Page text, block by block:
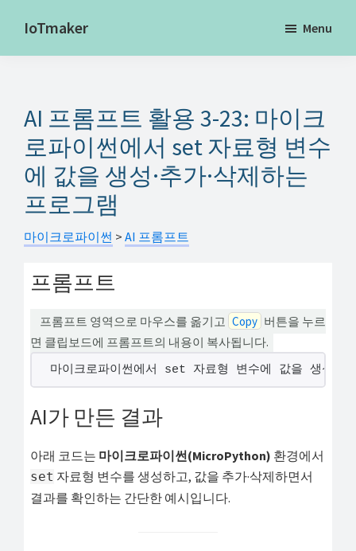
main
IoTmaker
터
넷
에
대
한
모
것
서
결
하
요!
Menu
AI 프롬프트 활용 3-23: 마이크
로파이썬에서 set 자료형 변수
에 값을 생성·추가·삭제하는
프로그램
마이크로파이썬 > AI 프롬프트
프롬프트
프롬프트 영역으로 마우스를 옮기고 Copy 버튼을 누르
면 클립보드에 프롬프트의 내용이 복사됩니다.
마이크로파이썬에서 set 자료형 변수에 값을 생성·
AI가 만든 결과
아래 코드는 마이크로파이썬(MicroPython) 환경에서
set 자료형 변수를 생성하고, 값을 추가·삭제하면서
결과를 확인하는 간단한 예시입니다.